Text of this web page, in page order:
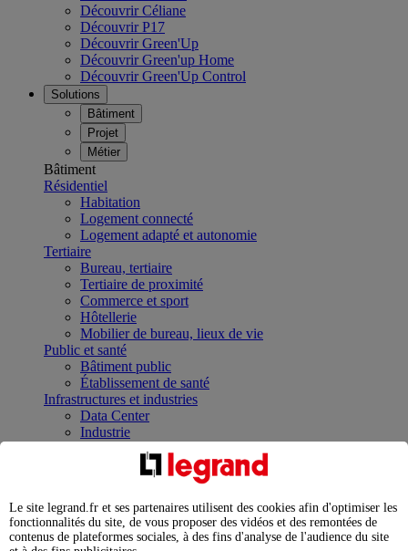
Découvrir Céliane
Découvrir P17
Découvrir Green'Up
Découvrir Green'up Home
Découvrir Green'Up Control
Solutions
Bâtiment
Projet
Métier
Bâtiment
Résidentiel
Habitation
Logement connecté
Logement adapté et autonomie
Tertiaire
Bureau, tertiaire
Tertiaire de proximité
Commerce et sport
Hôtellerie
Mobilier de bureau, lieux de vie
Public et santé
Bâtiment public
Établissement de santé
Infrastructures et industries
Data Center
Industrie
Infrastructures
Contrôler et planifier le fonctionnement des appareils
Répartir et optimiser son tableau électrique
Legrand Data Center Solutions : concentrer les
expertises au service de vos performances
Le site legrand.fr et ses partenaires utilisent des cookies afin d'optimiser les
fonctionnalités du site, de vous proposer des vidéos et des remontées de
contenus de plateformes sociales, à des fins d'analyse de l'audience du site